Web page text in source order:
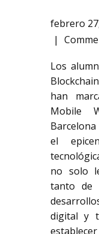
febrero
Los
han
Mobile
el
no solo
tanto de
digital y